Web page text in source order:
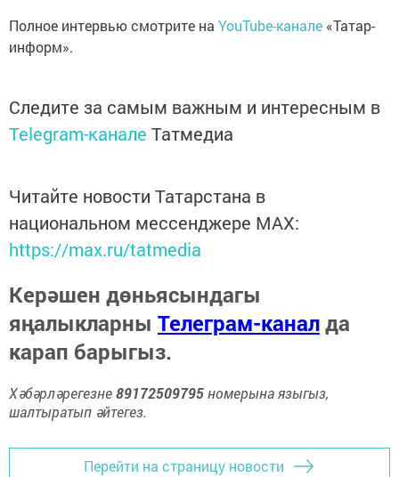
Полное интервью смотрите на YouTube-канале «Татар-
информ».
Следите за самым важным и интересным в
Telegram-канале Татмедиа
Читайте новости Татарстана в
национальном мессенджере MАХ:
https://max.ru/tatmedia
Керәшен дөньясындагы
яңалыкларны Телеграм-каналда
карап барыгыз.
Хәбәрләрегезне89172509795номерына языгыз,
шалтыратып әйтегез.
Перейти на страницу новости